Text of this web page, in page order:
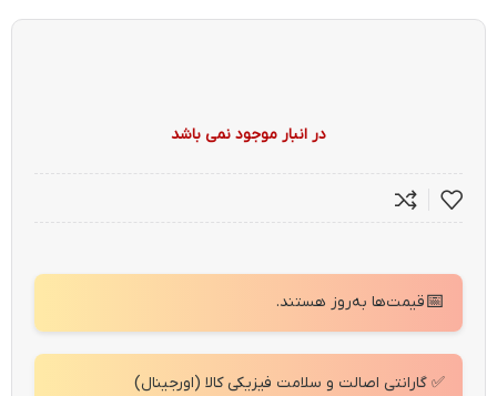
در انبار موجود نمی باشد
📅قیمت‌ها به‌روز هستند.
✅ گارانتی اصالت و سلامت فیزیکی کالا (اورجینال)